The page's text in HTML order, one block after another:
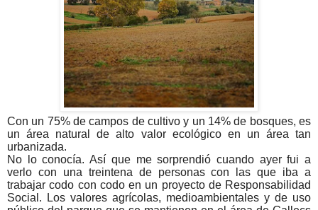
Con un 75% de campos de cultivo y un 14% de bosques, es
un área natural de alto valor ecológico en un área tan
urbanizada.
No lo conocía. Así que me sorprendió cuando ayer fui a
verlo con una treintena de personas con las que iba a
trabajar codo con codo en un proyecto de Responsabilidad
Social. Los valores agrícolas, medioambientales y de uso